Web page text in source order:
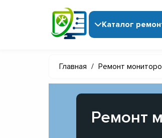
Каталог
Главная / Ремонт
Ремонт